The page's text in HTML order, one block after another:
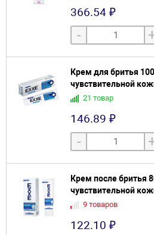
366.54 ₽
-
Крем для бритья
чувствительной
21 товар
146.89 ₽
-
Крем после бритья
чувствительной
9 товаров
122.10 ₽